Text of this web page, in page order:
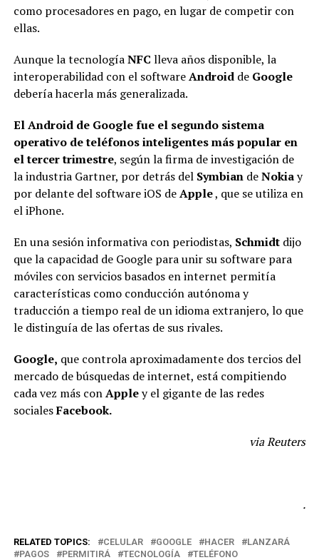
como procesadores en pago, en lugar de competir con
ellas.
Aunque la tecnologíaNFC lleva años disponible, la
interoperabilidad con el softwareAndroidde Google
debería hacerla más generalizada.
El Android de Google fue el segundo sistema
operativo de teléfonos inteligentes más popular en
el tercer trimestre, según la firma de investigación de
la industria Gartner, por detrás del Symbian deNokiay
por delante del software iOS deApple, que se utiliza en
el iPhone.
En una sesión informativa con periodistas, Schmidt dijo
que la capacidad de Google para unir su software para
móviles con servicios basados en internet permitía
características como conducción autónoma y
traducción a tiempo real de un idioma extranjero, lo que
le distinguía de las ofertas de sus rivales.
Google, que controla aproximadamente dos tercios del
mercado de búsquedas de internet, está compitiendo
cada vez más conAppley el gigante de las redes
socialesFacebook.
via Reuters
.
RELATED TOPICS: CELULAR GOOGLE HACER
LANZARÁ
PAGOS
PERMITIRÁ TECNOLOGÍA TELÉFONO